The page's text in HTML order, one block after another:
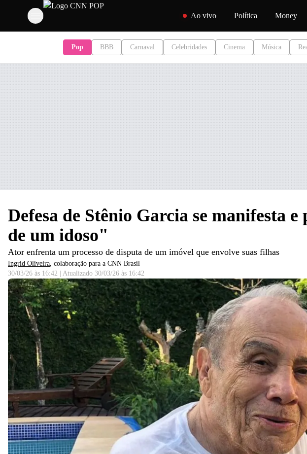
Pular para o conteúdo
Ao vivo Política Money
Pop BBB Carnaval Celebridades Cinema Música
Defesa de Stênio Garcia se manifesta
de um idoso"
Ator enfrenta um processo de disputa de um imóvel que envolve suas filhas
Ingrid Oliveira, colaboração para a CNN Brasil
30/03/26 às 16:42
Atualizado 30/03/26 às 16:42